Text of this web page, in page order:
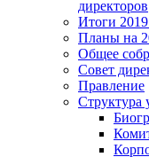
директоров
Итоги 2019
Планы на
Общее
Совет
Правление
Структура